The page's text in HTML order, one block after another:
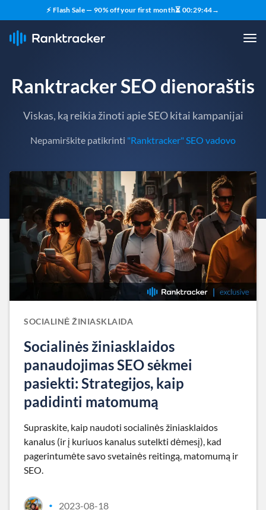
⚡ Flash Sale — 90% off your first month⏳ 00:29:43→
Ranktracker SEO dienoraštis
Viskas, ką reikia žinoti apie SEO kitai kampanijai
Nepamirškite patikrinti "Ranktracker" SEO vadovo
SOCIALINĖ ŽINIASKLAIDA
Socialinės žiniasklaidos
panaudojimas SEO sėkmei
pasiekti: Strategijos, kaip
padidinti matomumą
Supraskite, kaip naudoti socialinės žiniasklaidos
kanalus (ir į kuriuos kanalus sutelkti dėmesį), kad
pagerintumėte savo svetainės reitingą, matomumą ir
SEO.
• 2023-08-18